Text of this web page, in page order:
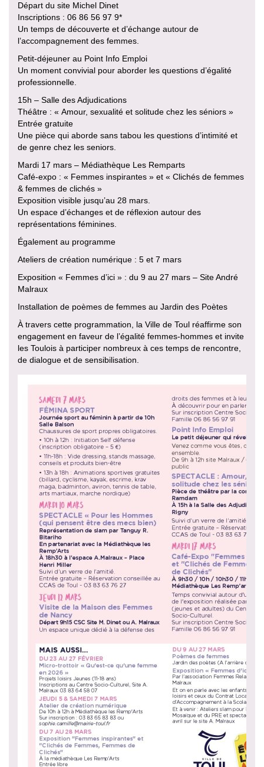
Départ du site Michel Dinet
Inscriptions : 06 86 56 97 9*
Un temps de découverte et d’échange autour de
l’accompagnement des femmes.
Petit-déjeuner au Point Info Emploi
Un moment convivial pour aborder les questions d’égalité
professionnelle.
15h – Salle des Adjudications
Théâtre : « Amour, sexualité et solitude chez les séniors »
Entrée gratuite
Une pièce qui aborde sans tabou les questions d’intimité et
de genre chez les seniors.
Mardi 17 mars – Médiathèque Les Remparts
Café-expo : « Femmes inspirantes » et « Clichés de femmes
& femmes de clichés »
Exposition visible jusqu’au 28 mars.
Un espace d’échanges et de réflexion autour des
représentations féminines.
Également au programme
Ateliers de création numérique : 5 et 7 mars
Exposition « Femmes d’ici » : du 9 au 27 mars – Site André
Malraux
Installation de poèmes de femmes au Jardin des Poètes
À travers cette programmation, la Ville de Toul réaffirme son
engagement en faveur de l’égalité femmes-hommes et invite
les Toulois à participer nombreux à ces temps de rencontre,
de dialogue et de sensibilisation.